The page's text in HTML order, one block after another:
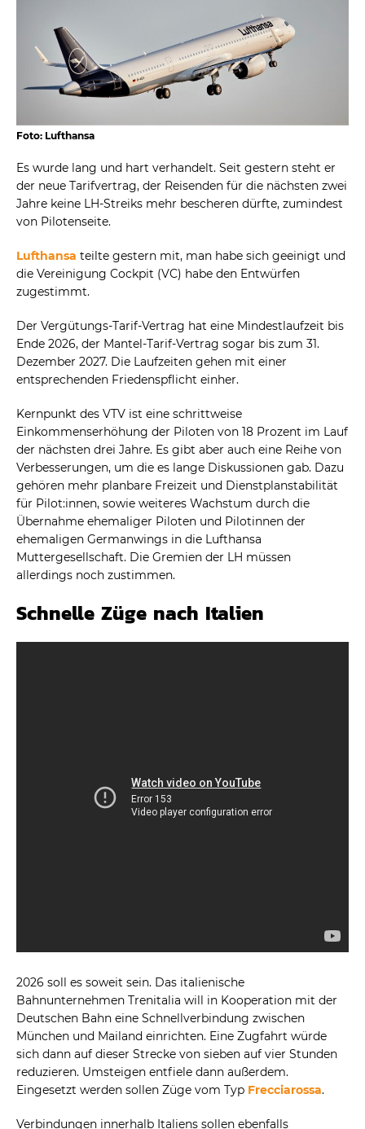
Foto: Lufthansa
Es wurde lang und hart verhandelt. Seit gestern steht er
der neue Tarifvertrag, der Reisenden für die nächsten zwei
Jahre keine LH-Streiks mehr bescheren dürfte, zumindest
von Pilotenseite.
Lufthansa teilte gestern mit, man habe sich geeinigt und
die Vereinigung Cockpit (VC) habe den Entwürfen
zugestimmt.
Der Vergütungs-Tarif-Vertrag hat eine Mindestlaufzeit bis
Ende 2026, der Mantel-Tarif-Vertrag sogar bis zum 31.
Dezember 2027. Die Laufzeiten gehen mit einer
entsprechenden Friedenspflicht einher.
Kernpunkt des VTV ist eine schrittweise
Einkommenserhöhung der Piloten von 18 Prozent im Lauf
der nächsten drei Jahre. Es gibt aber auch eine Reihe von
Verbesserungen, um die es lange Diskussionen gab. Dazu
gehören mehr planbare Freizeit und Dienstplanstabilität
für Pilot:innen, sowie weiteres Wachstum durch die
Übernahme ehemaliger Piloten und Pilotinnen der
ehemaligen Germanwings in die Lufthansa
Muttergesellschaft. Die Gremien der LH müssen
allerdings noch zustimmen.
Schnelle Züge nach Italien
2026 soll es soweit sein. Das italienische
Bahnunternehmen Trenitalia will in Kooperation mit der
Deutschen Bahn eine Schnellverbindung zwischen
München und Mailand einrichten. Eine Zugfahrt würde
sich dann auf dieser Strecke von sieben auf vier Stunden
reduzieren. Umsteigen entfiele dann außerdem.
Eingesetzt werden sollen Züge vom Typ Frecciarossa.
Verbindungen innerhalb Italiens sollen ebenfalls